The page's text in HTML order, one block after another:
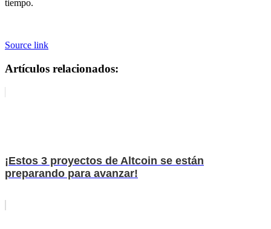
tiempo.
Source link
Artículos relacionados:
¡Estos 3 proyectos de Altcoin se están
preparando para avanzar!